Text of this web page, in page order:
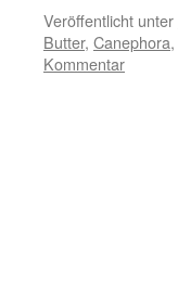
Veröffentlicht unter
Butter, Canephora,
Kommentar